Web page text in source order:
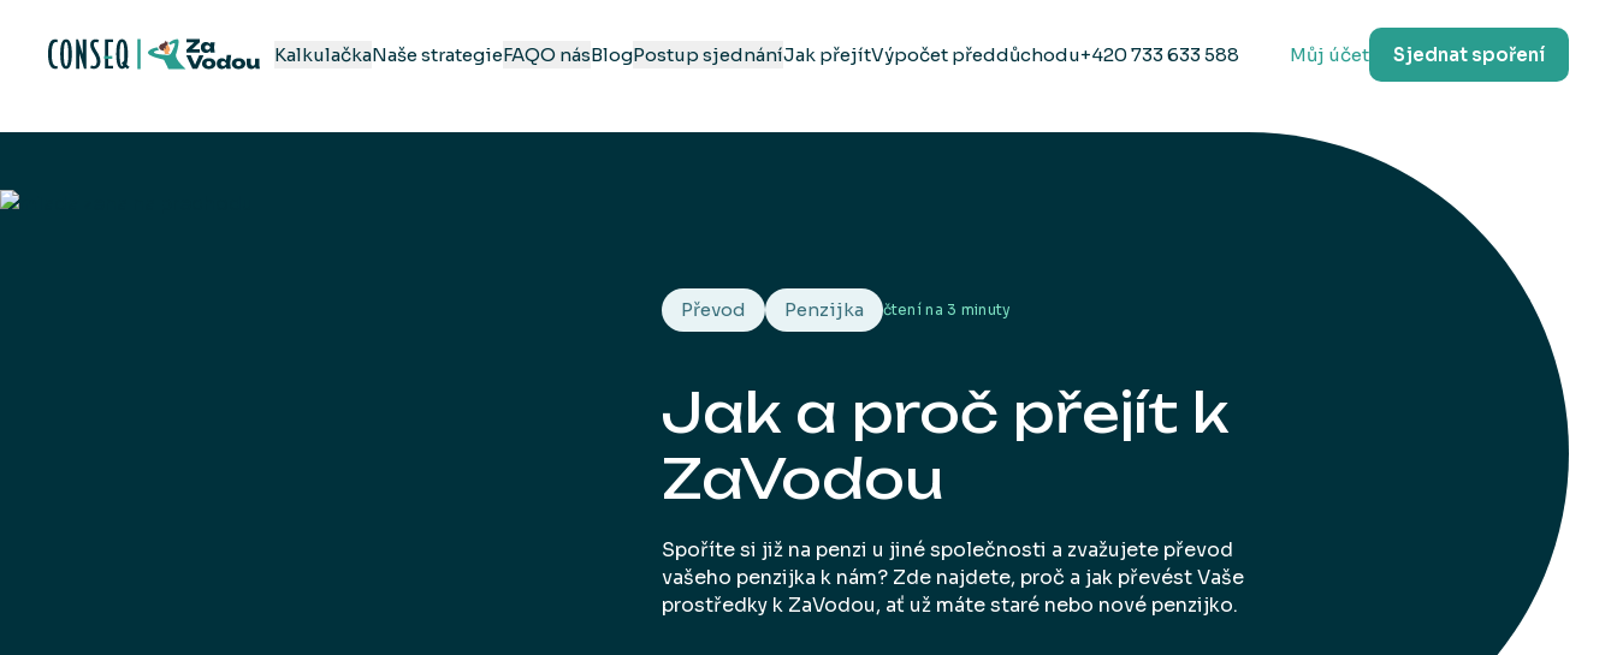
KalkulačkaNaše strategieFAQO násBlogPostup sjednáníJak přejítVýpočet předdůchodu+420 733 633 588 Můj účet Sjednat spoření
Převod Penzijka čtení na 3 minuty
Jak a proč přejít k
ZaVodou
Spoříte si již na penzi u jiné společnosti a zvažujete převod
vašeho penzijka k nám? Zde najdete, proč a jak převést Vaše
prostředky k ZaVodou, ať už máte staré nebo nové penzijko.